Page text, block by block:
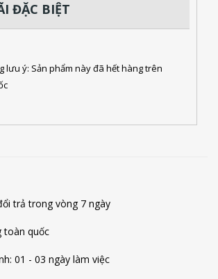
ĐẶC BIỆT
lưu ý: Sản phẩm này đã hết hàng trên
trả trong vòng 7 ngày
toàn quốc
01 - 03 ngày làm việc